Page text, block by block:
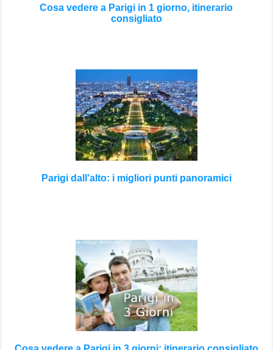
Cosa vedere a Parigi in 1 giorno, itinerario
consigliato
Parigi dall'alto: i migliori punti panoramici